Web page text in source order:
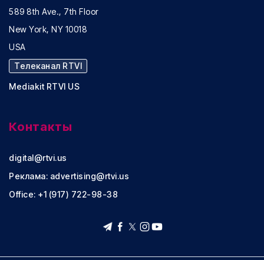
589 8th Ave., 7th Floor
New York, NY 10018
USA
Телеканал RTVI
Mediakit RTVI US
Контакты
digital@rtvi.us
Реклама: advertising@rtvi.us
Office: +1 (917) 722-98-38